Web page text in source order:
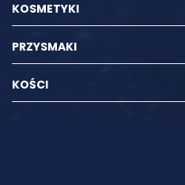
KOSMETYKI
PRZYSMAKI
KOŚCI